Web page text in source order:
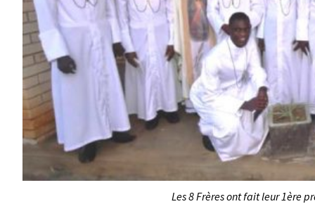
Les 8 Frères ont fait leur 1ère